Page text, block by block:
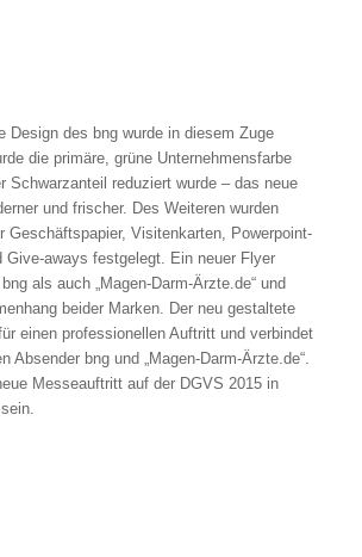
Design des bng wurde in diesem Zuge
die primäre, grüne Unternehmensfarbe
Schwarzanteil reduziert wurde – das neue
und frischer. Des Weiteren wurden
Geschäftspapier, Visitenkarten, Powerpoint-
Give-aways festgelegt. Ein neuer Flyer
als auch „Magen-Darm-Ärzte.de“ und
beider Marken. Der neu gestaltete
einen professionellen Auftritt und verbindet
Absender bng und „Magen-Darm-Ärzte.de“.
Messeauftritt auf der DGVS 2015 in